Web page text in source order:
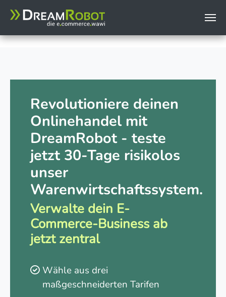
Revolutioniere deinen
Onlinehandel mit
DreamRobot - teste
jetzt 30-Tage risikolos
unser
Warenwirtschaftssystem.
Verwalte dein E-
Commerce-Business ab
jetzt zentral
Wähle aus drei
maßgeschneiderten Tarifen